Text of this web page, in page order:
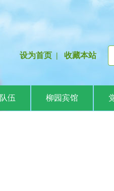
设为首页 | 收藏本站
伍 柳园宾馆